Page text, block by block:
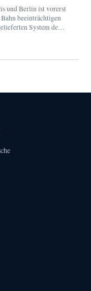
und Berlin ist vorerst
beeinträchtigen
System den